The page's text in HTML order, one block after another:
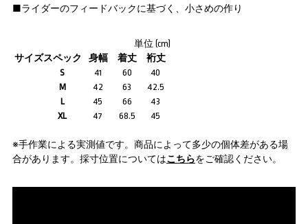
■ライダーのフィードバックに基づく、小さめの作り
単位 (cm)
サイズスペック
身幅 着丈
裄丈
S
41 60
40
M
42 63
42.5
L
45 66
43
XL
47 68.5 45
※手作業による実測値です。商品によって多少の個体差がある場
合があります。採寸位置についてはこちらをご確認ください。